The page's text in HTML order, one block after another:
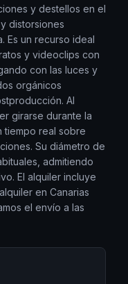
y destellos en el
distorsiones
Es un recurso ideal
y videoclips con
con las luces y
orgánicos
Al
girarse durante la
tiempo real sobre
Su diámetro de
admitiendo
El alquiler incluye
en Canarias
el envío a las